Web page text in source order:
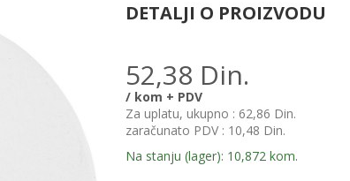
DETALJI O PROIZVODU
52,38 Din.
/ kom + PDV
Za uplatu, ukupno : 62,86 Din.
zaračunato PDV : 10,48 Din.
Na stanju (lager): 10,872 kom.